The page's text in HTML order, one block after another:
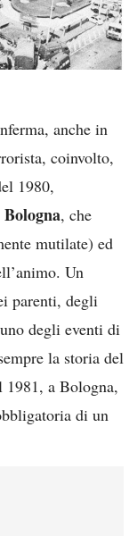
anche in
coinvolto,
1980,
, che
mutilate) ed
Un
parenti, degli
degli eventi di
la storia del
1981, a Bologna,
di un